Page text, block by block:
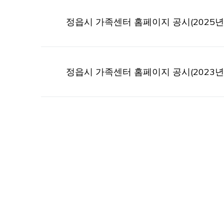
정읍시 가족센터 홈페이지 공시(2025
정읍시 가족센터 홈페이지 공시(2023